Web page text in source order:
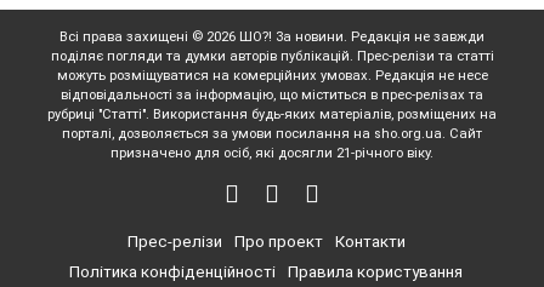
Всі права захищені © 2026 ШО?! За новини. Редакція не завжди
поділяє погляди та думки авторів публікацій. Прес-релізи та статті
можуть розміщуватися на комерційних умовах. Редакція не несе
відповідальності за інформацію, що міститься в прес-релізах та
рубриці "Статті". Використання будь-яких матеріалів, розміщених на
порталі, дозволяється за умови посилання на sho.org.ua. Сайт
призначено для осіб, які досягли 21-річного віку.
Прес-релізи Про проект
Контакти
Політика конфіденційності
Правила користування